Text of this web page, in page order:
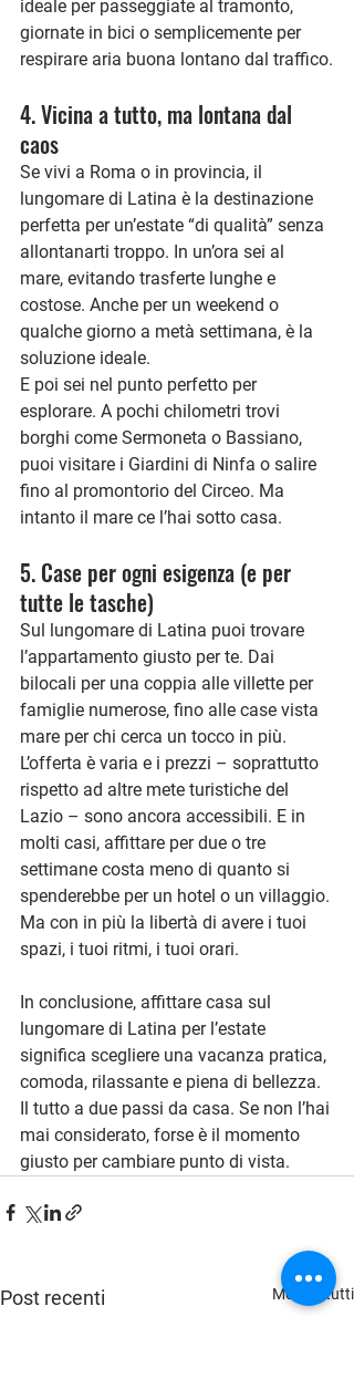
ideale per passeggiate al tramonto,
giornate in bici o semplicemente per
respirare aria buona lontano dal traffico.
4. Vicina a tutto, ma lontana dal
caos
Se vivi a Roma o in provincia, il
lungomare di Latina è la destinazione
perfetta per un’estate “di qualità” senza
allontanarti troppo. In un’ora sei al
mare, evitando trasferte lunghe e
costose. Anche per un weekend o
qualche giorno a metà settimana, è la
soluzione ideale.
E poi sei nel punto perfetto per
esplorare. A pochi chilometri trovi
borghi come Sermoneta o Bassiano,
puoi visitare i Giardini di Ninfa o salire
fino al promontorio del Circeo. Ma
intanto il mare ce l’hai sotto casa.
5. Case per ogni esigenza (e per
tutte le tasche)
Sul lungomare di Latina puoi trovare
l’appartamento giusto per te. Dai
bilocali per una coppia alle villette per
famiglie numerose, fino alle case vista
mare per chi cerca un tocco in più.
L’offerta è varia e i prezzi – soprattutto
rispetto ad altre mete turistiche del
Lazio – sono ancora accessibili. E in
molti casi, affittare per due o tre
settimane costa meno di quanto si
spenderebbe per un hotel o un villaggio.
Ma con in più la libertà di avere i tuoi
spazi, i tuoi ritmi, i tuoi orari.
In conclusione, affittare casa sul
lungomare di Latina per l’estate
significa scegliere una vacanza pratica,
comoda, rilassante e piena di bellezza.
Il tutto a due passi da casa. Se non l’hai
mai considerato, forse è il momento
giusto per cambiare punto di vista.
Post recenti Mostra tutti